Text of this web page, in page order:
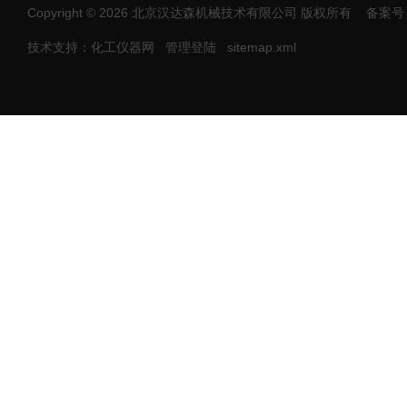
Copyright © 2026 北京汉达森机械技术有限公司 版权所有 备案
技术支持：化工仪器网 管理登陆 sitemap.xml